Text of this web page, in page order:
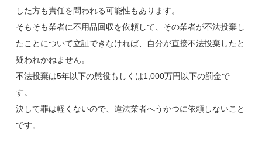
した方も責任を問われる可能性もあります。
そもそも業者に不用品回収を依頼して、その業者が不法投棄し
たことについて立証できなければ、自分が直接不法投棄したと
疑われかねません。
不法投棄は5年以下の懲役もしくは1,000万円以下の罰金で
す。
決して罪は軽くないので、違法業者へうかつに依頼しないこと
です。